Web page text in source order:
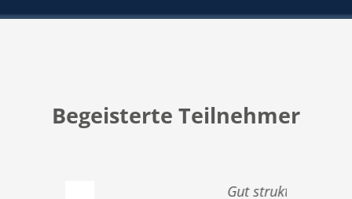
Begeisterte Teilnehmer